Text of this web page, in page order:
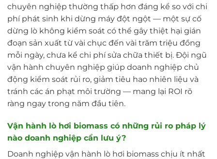
chuyên nghiệp thường thấp hơn đáng kể so với chi
phí phát sinh khi dừng máy đột ngột — một sự cố
dừng lò không kiểm soát có thể gây thiệt hại gián
đoạn sản xuất từ vài chục đến vài trăm triệu đồng
mỗi ngày, chưa kể chi phí sửa chữa thiết bị. Đội ngũ
vận hành chuyên nghiệp giúp doanh nghiệp chủ
động kiểm soát rủi ro, giảm tiêu hao nhiên liệu và
tránh các án phạt môi trường — mang lại ROI rõ
ràng ngay trong năm đầu tiên.
Vận hành lò hơi biomass có những rủi ro pháp lý
nào doanh nghiệp cần lưu ý?
Doanh nghiệp vận hành lò hơi biomass chịu ít nhất